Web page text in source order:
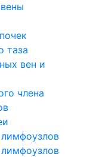
таза
вен и
члена